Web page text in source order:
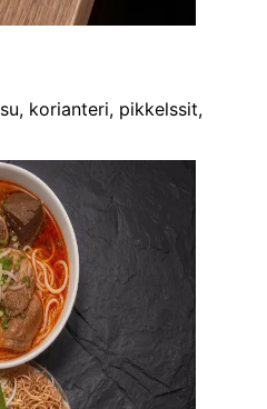
korianteri, pikkelssit,